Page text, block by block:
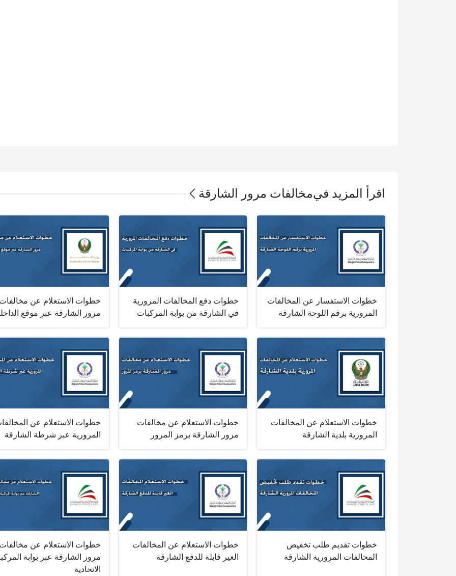
اقرأ المزيد فيمخالفات مرور الشارقة
خطوات الاستفسار عن المخالفات
المرورية برقم اللوحة الشارقة
خطوات دفع المخالفات المرورية
في الشارقة من بوابة المركبات
خطوات الاستعلام عن
مرور الشارقة عبر موقع
خطوات الاستعلام عن المخالفات
المرورية بلدية الشارقة
خطوات الاستعلام عن مخالفات
مرور الشارقة برمز المرور
خطوات الاستعلام عن
المرورية عبر شرطة الشارقة
خطوات تقديم طلب تخفيض
المخالفات المرورية الشارقة
خطوات الاستعلام عن المخالفات
الغير قابلة للدفع الشارقة
خطوات الاستعلام عن
مرور الشارقة عبر بوابة
الاتحادية